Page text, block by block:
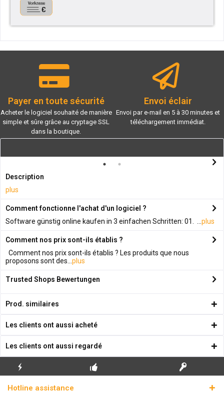
Payer en toute sécurité
Acheter le logiciel souhaité de manière
simple et sûre grâce au cryptage SSL
dans la boutique.
Envoi éclair
Envoi par e-mail en 5 à 30 minutes et
téléchargement immédiat.
Description
plus
Comment fonctionne l'achat d'un logiciel ?
Software günstig online kaufen in 3 einfachen Schritten: 01. ... plus
Comment nos prix sont-ils établis ?
Comment nos prix sont-ils établis ? Les produits que nous
proposons sont des... plus
Trusted Shops Bewertungen
Prod. similaires
Les clients ont aussi acheté
Les clients ont aussi regardé
ÉCLAIR
Hotline assistance